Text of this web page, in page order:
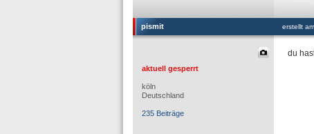
pismit erstellt
aktuell gesperrt
köln
Deutschland
235 Beiträge
du